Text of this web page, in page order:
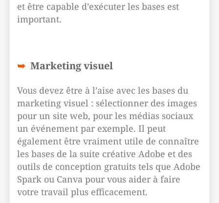
et être capable d’exécuter les bases est
important.
Marketing visuel
Vous devez être à l’aise avec les bases du
marketing visuel : sélectionner des images
pour un site web, pour les médias sociaux
un événement par exemple. Il peut
également être vraiment utile de connaître
les bases de la suite créative Adobe et des
outils de conception gratuits tels que Adobe
Spark ou Canva pour vous aider à faire
votre travail plus efficacement.